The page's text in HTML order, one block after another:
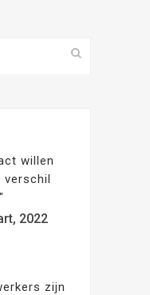
willen
2022
zijn